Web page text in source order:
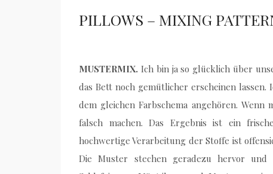
PILLOWS – MIXING
MUSTERMIX. Ich bin ja so glücklich über
das Bett noch gemütlicher erscheinen
dem gleichen Farbschema angehören.
falsch machen. Das Ergebnis ist ein
hochwertige Verarbeitung der Stoffe ist
Die Muster stechen geradezu hervor und